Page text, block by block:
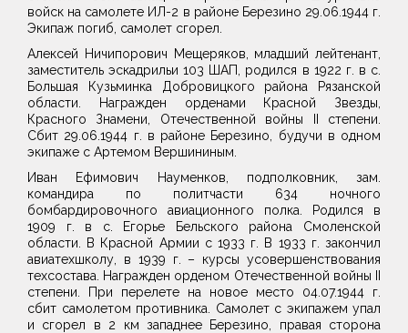
войск на самолете ИЛ-2 в районе Березино 29.06.1944 г.
Экипаж погиб, самолет сгорел.
Алексей Ничипорович Мещеряков, младший лейтенант,
заместитель эскадрильи 103 ШАП, родился в 1922 г. в с.
Большая Кузьминка Добровицкого района Рязанской
области. Награжден орденами Красной Звезды,
Красного Знамени, Отечественной войны II степени.
Сбит 29.06.1944 г. в районе Березино, будучи в одном
экипаже с Артемом Вершининым.
Иван Ефимович Науменков, подполковник, зам.
командира по политчасти 634 ночного
бомбардировочного авиационного полка. Родился в
1909 г. в с. Егорье Бельского района Смоленской
области. В Красной Армии с 1933 г. В 1933 г. закончил
авиатехшколу, в 1939 г. – курсы усовершенствования
техсостава. Награжден орденом Отечественной войны II
степени. При перелете на новое место 04.07.1944 г.
сбит самолетом противника. Самолет с экипажем упал
и сгорел в 2 км западнее Березино, правая сторона